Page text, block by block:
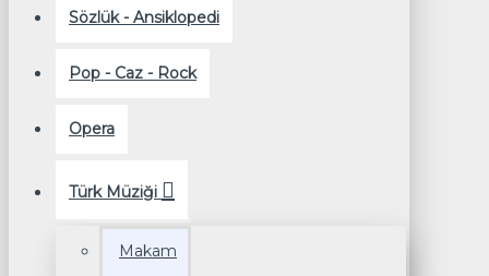
Sözlük - Ansiklopedi
Pop - Caz - Rock
Opera
Türk Müziği
Makam